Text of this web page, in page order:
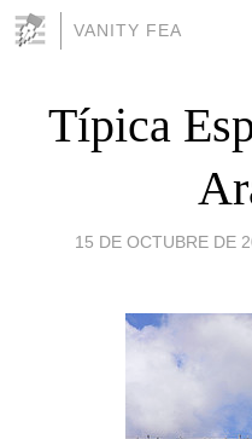
VANITY FEA
Típica
15 DE OCTUBRE DE